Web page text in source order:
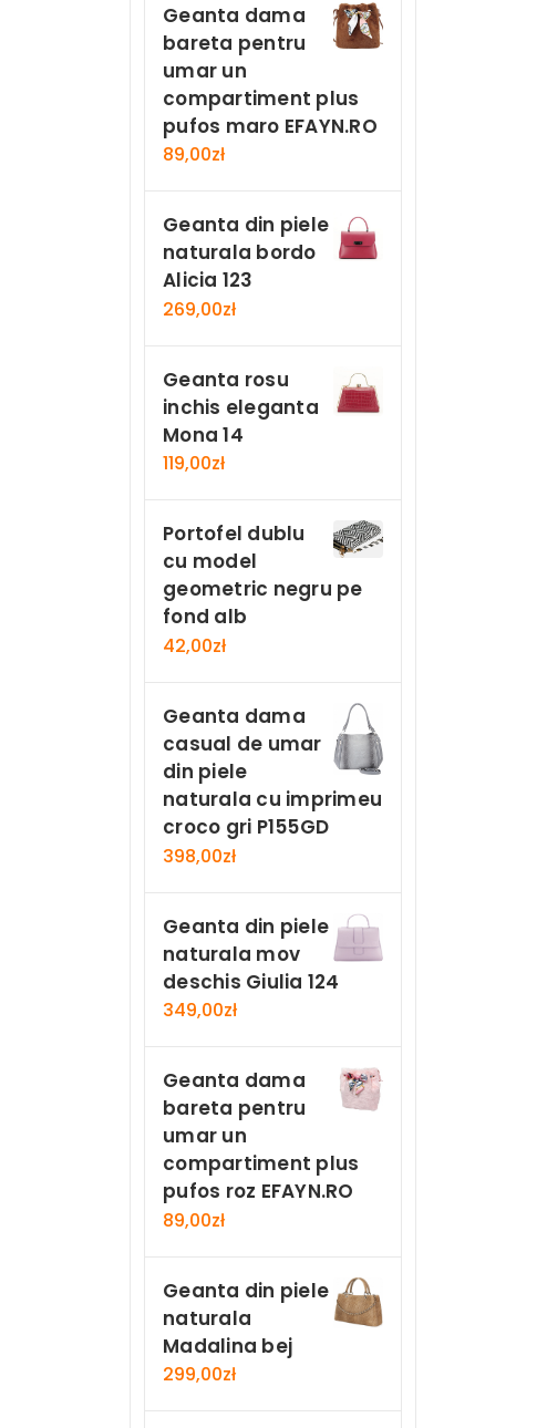
Geanta dama
bareta pentru
umar un
compartiment plus
pufos maro EFAYN.RO
89,00zł
Geanta din piele
naturala bordo
Alicia 123
269,00zł
Geanta rosu
inchis eleganta
Mona 14
119,00zł
Portofel dublu
cu model
geometric negru pe
fond alb
42,00zł
Geanta dama
casual de umar
din piele
naturala cu imprimeu
croco gri P155GD
398,00zł
Geanta din piele
naturala mov
deschis Giulia 124
349,00zł
Geanta dama
bareta pentru
umar un
compartiment plus
pufos roz EFAYN.RO
89,00zł
Geanta din piele
naturala
Madalina bej
299,00zł